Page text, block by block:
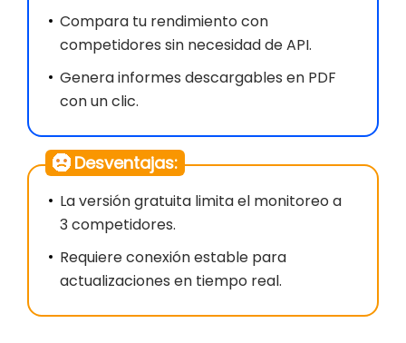
Compara tu rendimiento con
competidores sin necesidad de API.
Genera informes descargables en PDF
con un clic.
Desventajas:
La versión gratuita limita el monitoreo a
3 competidores.
Requiere conexión estable para
actualizaciones en tiempo real.